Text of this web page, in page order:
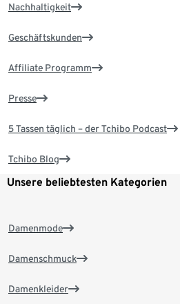
Nachhaltigkeit
Geschäftskunden
Affiliate Programm
Presse
5 Tassen täglich – der Tchibo Podcast
Tchibo Blog
Unsere beliebtesten Kategorien
Damenmode
Damenschmuck
Damenkleider